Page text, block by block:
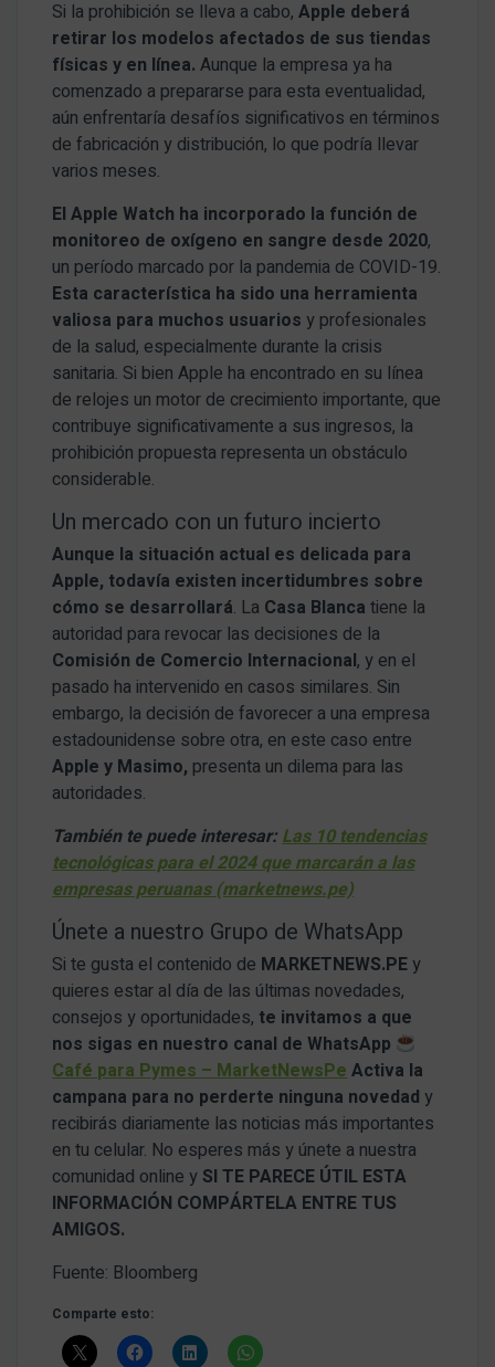
Si la prohibición se lleva a cabo,Apple deberá
retirar los modelos afectados de sus tiendas
físicas y en línea. Aunque la empresa ya ha
comenzado a prepararse para esta eventualidad,
aún enfrentaría desafíos significativos en términos
de fabricación y distribución, lo que podría llevar
varios meses.
El Apple Watch ha incorporado la función de
monitoreo de oxígeno en sangre desde 2020,
un período marcado por la pandemia de COVID-19.
Esta característica ha sido una herramienta
valiosa para muchos usuarios y profesionales
de la salud, especialmente durante la crisis
sanitaria. Si bien Apple ha encontrado en su línea
de relojes un motor de crecimiento importante, que
contribuye significativamente a sus ingresos, la
prohibición propuesta representa un obstáculo
considerable.
Un mercado con un futuro incierto
Aunque la situación actual es delicada para
Apple, todavía existen incertidumbres sobre
cómo se desarrollará. La Casa Blanca tiene la
autoridad para revocar las decisiones de la
Comisión de Comercio Internacional, y en el
pasado ha intervenido en casos similares. Sin
embargo, la decisión de favorecer a una empresa
estadounidense sobre otra, en este caso entre
Apple y Masimo, presenta un dilema para las
autoridades.
También te puede interesar:Las 10 tendencias
tecnológicas para el 2024 que marcarán a las
empresas peruanas (marketnews.pe)
Únete a nuestro Grupo de WhatsApp
Si te gusta el contenido de MARKETNEWS.PE y
quieres estar al día de las últimas novedades,
consejos y oportunidades, te invitamos a que
nos sigas en nuestro canal de WhatsApp
Café para Pymes – MarketNewsPeActiva la
campana para no perderte ninguna novedad y
recibirás diariamente las noticias más importantes
en tu celular. No esperes más y únete a nuestra
comunidad online y SI TE PARECE ÚTIL ESTA
INFORMACIÓN COMPÁRTELA ENTRE TUS
AMIGOS.
Fuente: Bloomberg
Comparte esto: